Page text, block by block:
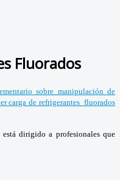
Fluorados
sobre manipulación de
carga de refrigerantes fluorados
dirigido a profesionales que